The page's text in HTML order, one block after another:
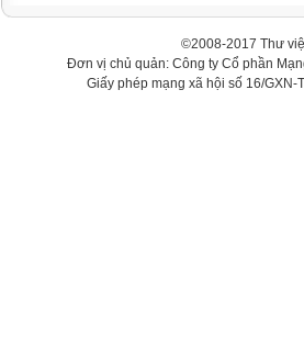
©2008-2017 Thư
Đơn vị chủ quản: Công ty Cổ phần
Giấy phép mạng xã hội số 16/